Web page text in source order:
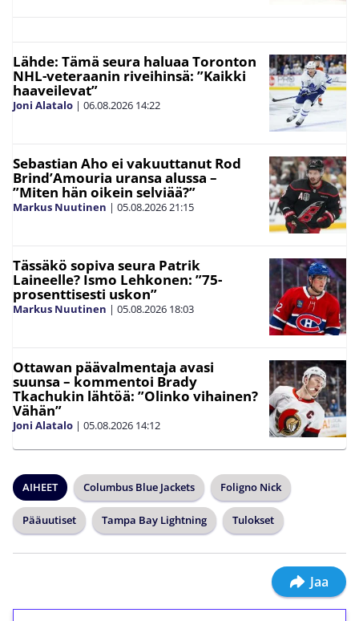
Lähde: Tämä seura haluaa Toronton
NHL-veteraanin riveihinsä: ”Kaikki
haaveilevat”
Joni Alatalo | 06.08.2026 14:22
Sebastian Aho ei vakuuttanut Rod
Brind’Amouria uransa alussa –
”Miten hän oikein selviää?”
Markus Nuutinen | 05.08.202621:15
Tässäkö sopiva seura Patrik
Laineelle? Ismo Lehkonen: ”75-
prosenttisesti uskon”
Markus Nuutinen | 05.08.2026 18:03
Ottawan päävalmentaja avasi
suunsa – kommentoi Brady
Tkachukin lähtöä: ”Olinko vihainen?
Vähän”
Joni Alatalo | 05.08.2026 14:12
AIHEET Columbus Blue Jackets Foligno Nick
Pääuutiset Tampa Bay Lightning Tulokset
Jaa